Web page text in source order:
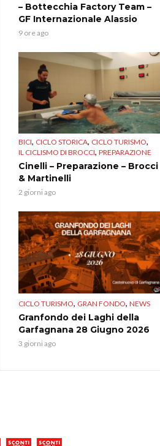
– Bottecchia Factory Team –
GF Internazionale Alassio
9 ore ago
BICI, CICLO STORICA, CICLO TURISMO,
IL CICLISMO DI BROCCI, PREPARAZIONE
Cinelli – Preparazione – Brocci
& Martinelli
2 giorni ago
CICLO TURISMO, GRAN FONDO, NEWS
Granfondo dei Laghi della
Garfagnana 28 Giugno 2026
3 giorni ago